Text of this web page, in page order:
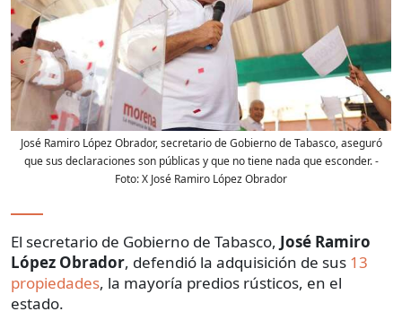
José Ramiro López Obrador, secretario de Gobierno de Tabasco, aseguró
que sus declaraciones son públicas y que no tiene nada que esconder.-
Foto:X José Ramiro López Obrador
El secretario de Gobierno de Tabasco, José Ramiro
López Obrador, defendió la adquisición de sus 13
propiedades, la mayoría predios rústicos, en el
estado.